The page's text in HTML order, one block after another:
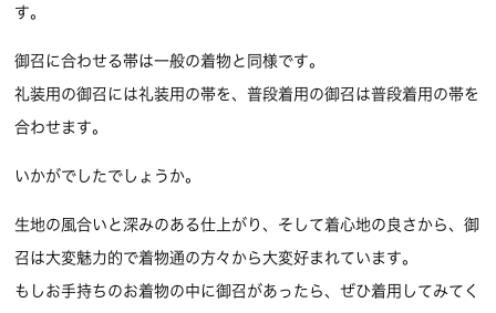
す。
御召に合わせる帯は一般の着物と同様です。
礼装用の御召には礼装用の帯を、普段着用の御召は普段着用の帯を
合わせます。
いかがでしたでしょうか。
生地の風合いと深みのある仕上がり、そして着心地の良さから、御
召は大変魅力的で着物通の方々から大変好まれています。
もしお手持ちのお着物の中に御召があったら、ぜひ着用してみてく